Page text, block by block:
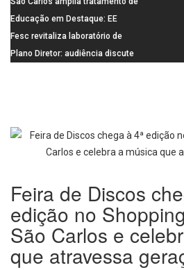
manejo dos animais
resíduos de saúde com autoclave
de última geração
Educação em Destaque: EE
Visconde da Cunha Bueno, em
Santa Eudóxia, alcança nota 7,8
Fesc revitaliza laboratório de
informática da Emeb Ulysses
Plano Diretor: audiência discute
Feira de Discos
edição no
São Carlos e
que atravessa